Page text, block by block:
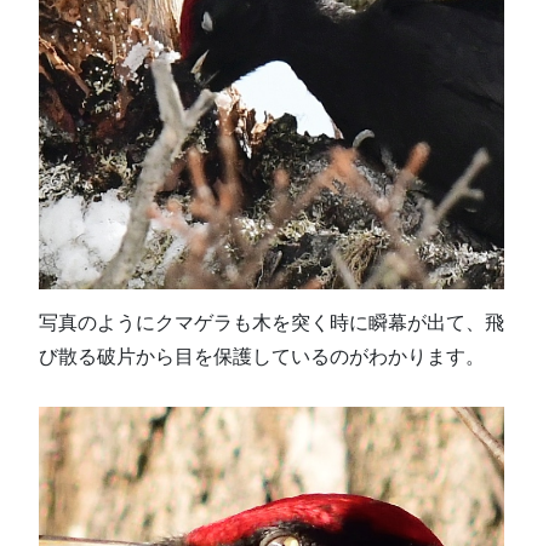
写真のようにクマゲラも木を突く時に瞬幕が出て、飛
び散る破片から目を保護しているのがわかります。